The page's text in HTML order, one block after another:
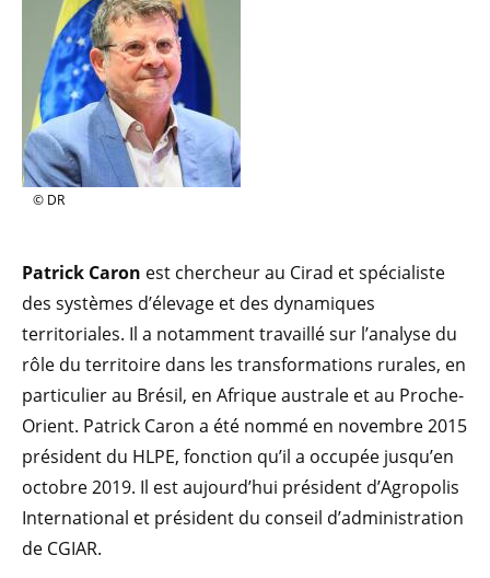
© DR
Patrick Caron est chercheur au Cirad et spécialiste
des systèmes d’élevage et des dynamiques
territoriales. Il a notamment travaillé sur l’analyse du
rôle du territoire dans les transformations rurales, en
particulier au Brésil, en Afrique australe et au Proche-
Orient. Patrick Caron a été nommé en novembre 2015
président du HLPE, fonction qu’il a occupée jusqu’en
octobre 2019. Il est aujourd’hui président d’Agropolis
International et président du conseil d’administration
de CGIAR.